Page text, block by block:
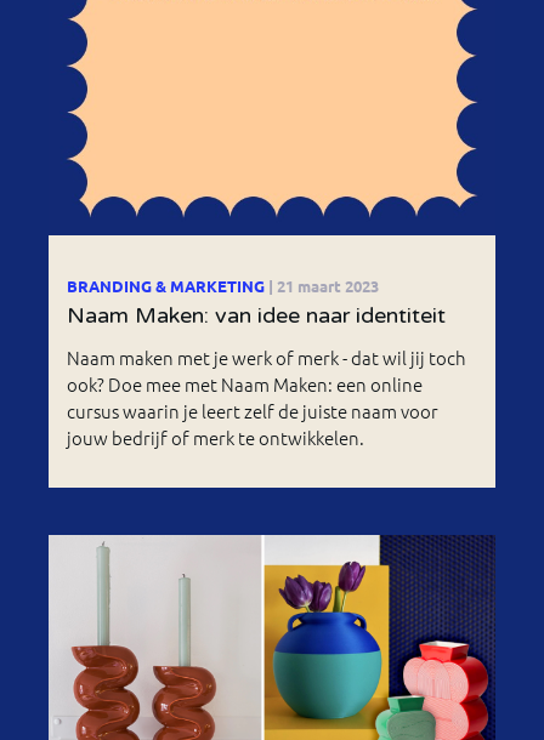
BRANDING & MARKETING | 21 maart 2023
Naam Maken: van idee naar identiteit
Naam maken met je werk of merk - dat wil jij toch
ook? Doe mee met Naam Maken: een online
cursus waarin je leert zelf de juiste naam voor
jouw bedrijf of merk te ontwikkelen.